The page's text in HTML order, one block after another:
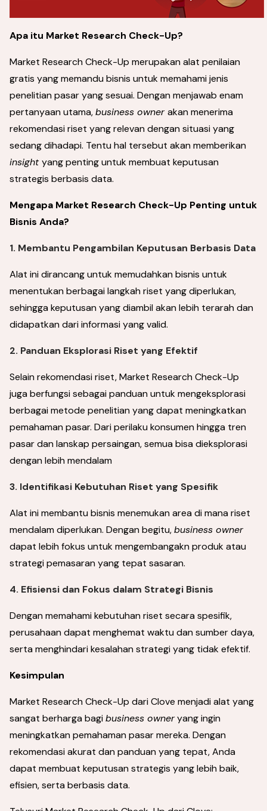
Apa itu Market Research Check-Up?
Market Research Check-Up merupakan alat penilaian
gratis yang memandu bisnis untuk memahami jenis
penelitian pasar yang sesuai. Dengan menjawab enam
pertanyaan utama,business ownerakan menerima
rekomendasi riset yang relevan dengan situasi yang
sedang dihadapi. Tentu hal tersebut akan memberikan
insightyang penting untuk membuat keputusan
strategis berbasis data.
Mengapa Market Research Check-Up Penting untuk
Bisnis Anda?
1. Membantu Pengambilan Keputusan Berbasis Data
Alat ini dirancang untuk memudahkan bisnis untuk
menentukan berbagai langkah riset yang diperlukan,
sehingga keputusan yang diambil akan lebih terarah dan
didapatkan dari informasi yang valid.
2. Panduan Eksplorasi Riset yang Efektif
Selain rekomendasi riset, Market Research Check-Up
juga berfungsi sebagai panduan untuk mengeksplorasi
berbagai metode penelitian yang dapat meningkatkan
pemahaman pasar. Dari perilaku konsumen hingga tren
pasar dan lanskap persaingan, semua bisa dieksplorasi
dengan lebih mendalam
3. Identifikasi Kebutuhan Riset yang Spesifik
Alat ini membantu bisnis menemukan area di mana riset
mendalam diperlukan. Dengan begitu,business owner
dapat lebih fokus untuk mengembangakn produk atau
strategi pemasaran yang tepat sasaran.
4. Efisiensi dan Fokus dalam Strategi Bisnis
Dengan memahami kebutuhan riset secara spesifik,
perusahaan dapat menghemat waktu dan sumber daya,
serta menghindari kesalahan strategi yang tidak efektif.
Kesimpulan
Market Research Check-Up dari Clove menjadi alat yang
sangat berharga bagibusiness owneryang ingin
meningkatkan pemahaman pasar mereka. Dengan
rekomendasi akurat dan panduan yang tepat, Anda
dapat membuat keputusan strategis yang lebih baik,
efisien, serta berbasis data.